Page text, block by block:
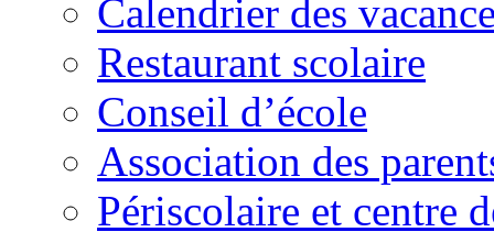
Calendrier des
Restaurant scolaire
Conseil d’école
Association des
Périscolaire et centre